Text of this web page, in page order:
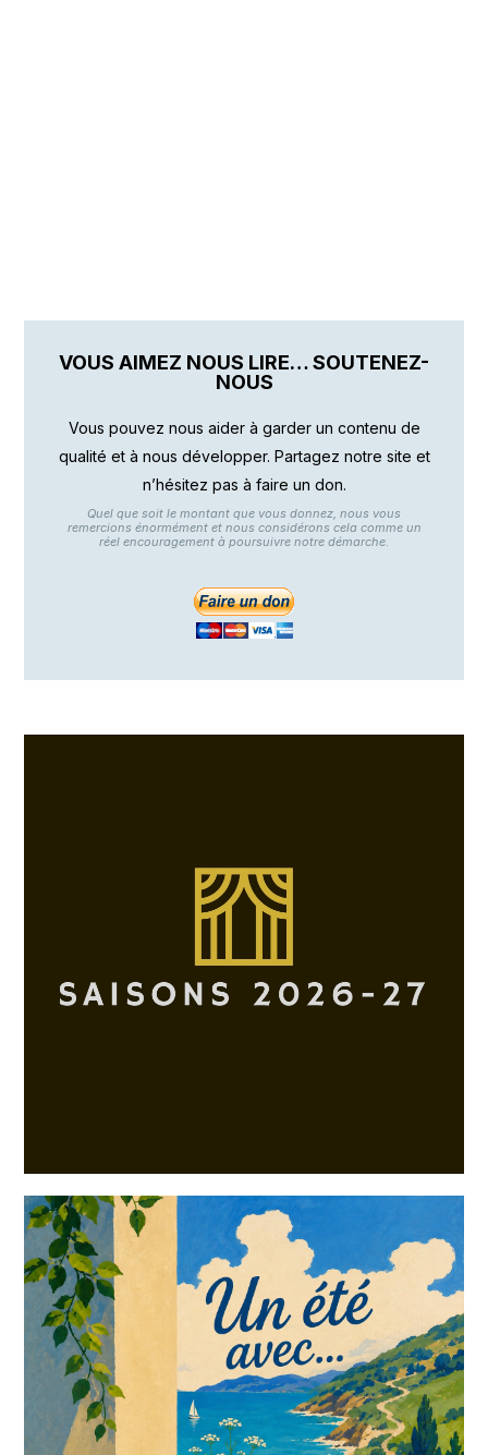
VOUS AIMEZ NOUS LIRE… SOUTENEZ-
NOUS
Vous pouvez nous aider à garder un contenu de
qualité et à nous développer. Partagez notre site et
n’hésitez pas à faire un don.
Quel que soit le montant que vous donnez, nous vous
remercions énormément et nous considérons cela comme un
réel encouragement à poursuivre notre démarche.